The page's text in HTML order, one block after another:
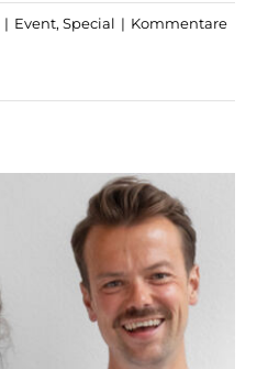
| Event, Special | Kommentare